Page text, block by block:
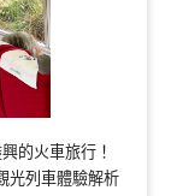
的火車旅行！
光列車體驗解析